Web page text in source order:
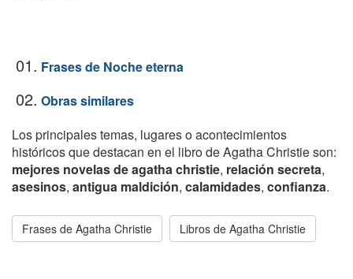
01. Frases de Noche eterna
02. Obras similares
Los principales temas, lugares o acontecimientos
históricos que destacan en el libro de Agatha Christie son:
mejores novelas de agatha christie, relación secreta,
asesinos, antigua maldición, calamidades, confianza.
Frases de Agatha Christie Libros de Agatha Christie